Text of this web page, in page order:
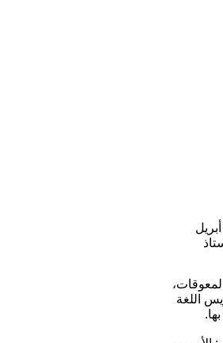
أعلنت جامعة طنطا ، اليوم الإثنين، عن إقامة مؤتمرها العلمي الدولي الأول عن " اللغة العربية لغير الناطقين بها.. رؤى جديدة"، يوميْ 7 و8 أبريل
اللغة